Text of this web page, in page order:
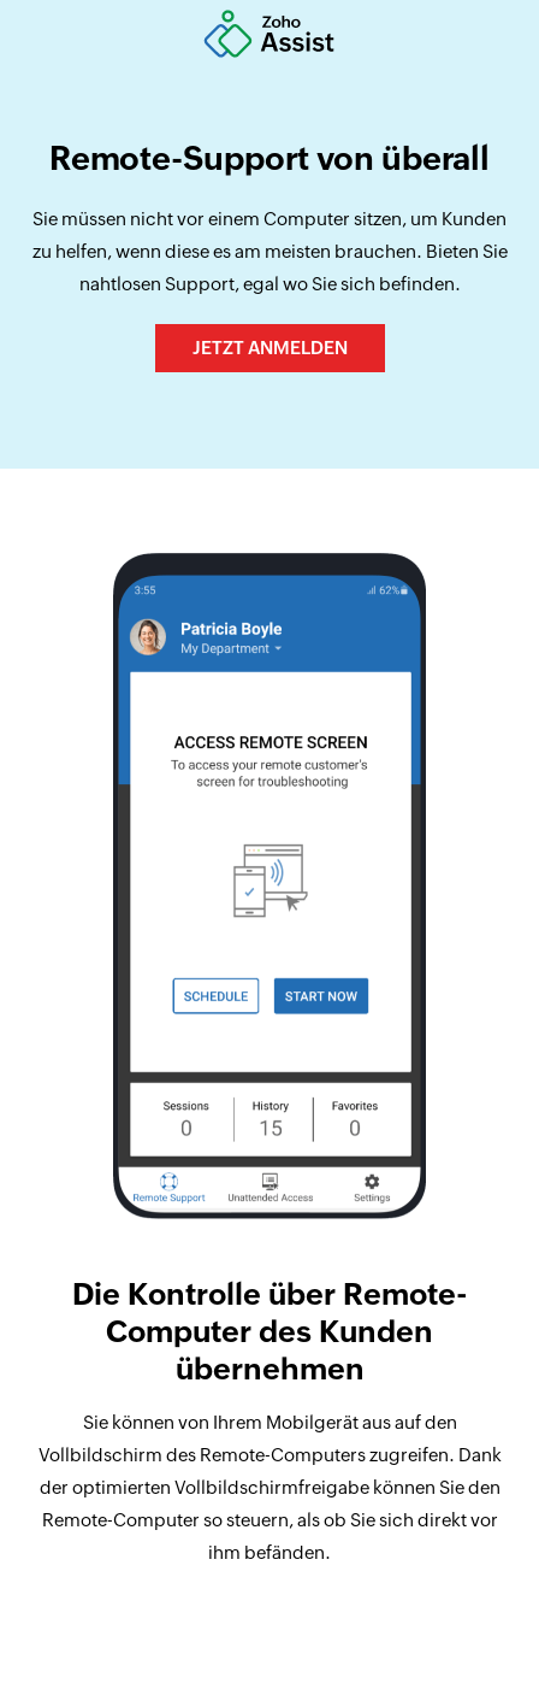
Remote-Support von überall
Sie müssen nicht vor einem Computer sitzen, um Kunden
zu helfen, wenn diese es am meisten brauchen. Bieten Sie
nahtlosen Support, egal wo Sie sich befinden.
JETZT ANMELDEN
Die Kontrolle über Remote-
Computer des Kunden
übernehmen
Sie können von Ihrem Mobilgerät aus auf den
Vollbildschirm des Remote-Computers zugreifen. Dank
der optimierten Vollbildschirmfreigabe können Sie den
Remote-Computer so steuern, als ob Sie sich direkt vor
ihm befänden.